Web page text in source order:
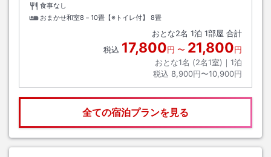
食事なし
おまかせ和室8－10畳【※トイレ付】
8畳
おとな2名 1泊 1部屋 合計
税込 17,800円 〜 21,800円
おとな1名 (2名1室)｜ 1泊
税込 8,900円〜10,900円
全ての宿泊プランを見る